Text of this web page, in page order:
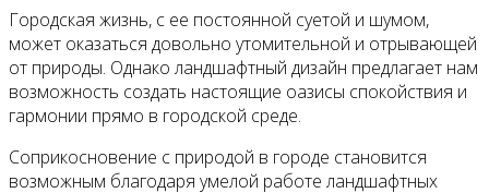
Городская жизнь, с ее постоянной суетой и шумом,
может оказаться довольно утомительной и отрывающей
от природы. Однако ландшафтный дизайн предлагает нам
возможность создать настоящие оазисы спокойствия и
гармонии прямо в городской среде.
Соприкосновение с природой в городе становится
возможным благодаря умелой работе ландшафтных